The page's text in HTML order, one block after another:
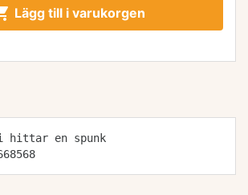
Lägg till i varukorgen
en spunk